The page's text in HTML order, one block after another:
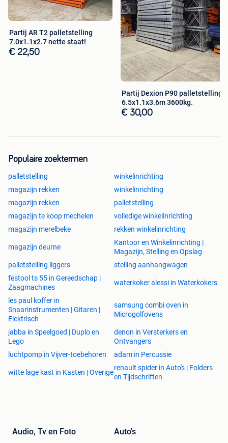
bordessen, hovuma,webshopinrichting gebruikt,
webshopinrichtingen gebruikt, jungheinrich, mecalux, stow,
link51, polypal, nedcon, opruimen, goedkoop, korting,
winkel, inrichting webshop, webshop, gebruikt, legbord
stelling, legbordstellingen, magazijn inrichting, magazijn
inrichtingen, draagarm stelling, draagarmstellingen, pallet
stelling, palletstellingen, draagarmstelling,
palletstelling,grootvakstelling,bandenstelling,legbordstellin
g, gebruikte magazijnstellingen, gebruikte
magazijnstelling,gebruikte legbordstellingen,gebruikte
draagarmstelling, gebruikte draagarmstellingen, gebruikte
magazijnstelling, gebruikte magazijnstellingen, gebruikte
mecalux, gebruikte nedcon, gebruikte magazijninrichting,
gebruikte magazijninrichtingen,
gebruiktemagazijninrichting, gebruiktemagazijnstelling,
gebruiktemagazijnstellingen, gebruikte jungheinrich,
gebruikte hovuma, gebruikte polypal, gebruikte vanommen,
gebruikte van ommen, gebruikte grootvakstellingen,
gebruikte grootvakstelling, gebruikte grootvak stelling,
gebruikte grootvak stellingen, gebruikt magazijn, gebruikt
magazijnen, gebruikt magazijninchting, gebruikt
magazijninrichtingen, gebruikte magazijn stelling,
gebruikte magazijn stellingen, gebruikt stelling, gebruikt
stellingen, gebruikte grootvakstellingen, gebruikte
grootvak stelling. nieuwe magazijnstelling, nieuwe
magazijnstellingen, nieuwemagazijnstelling,
nieuwemagazijnstellingen,gebruikt mecalux, gebruikt
jungheinrich, gebruikt jung heinrich, gebruikte jungheinrich,
gebruikte jung heinrich, gebruiktemecalux, gebruikte
breedvakstellingen, breedvakstelling, archiefstellingen,
archiefstelling, kantoorinrichting, kantoor inrichting,
Partij AR T2 palletstelling
7.0x1.1x2.7 nette staat!
€ 22,50
Partij Dexion P90 palletstelling
6.5x1.1x3.6m 3600kg.
€ 30,00
Populaire zoektermen
palletstelling
winkelinrichting
magazijn rekken
winkelinrichting
magazijn rekken
palletstelling
magazijn te koop mechelen
volledige winkelinrichting
magazijn merelbeke
rekken winkelinrichting
magazijn deurne
Kantoor en Winkelinrichting |
Magazijn, Stelling en Opslag
palletstelling liggers
stelling aanhangwagen
festool ts 55 in Gereedschap |
Zaagmachines
waterkoker alessi in Waterkokers
les paul koffer in
Snaarinstrumenten | Gitaren |
Elektrisch
samsung combi oven in
Microgolfovens
jabba in Speelgoed | Duplo en
Lego
denon in Versterkers en
Ontvangers
luchtpomp in Vijver-toebehoren
adam in Percussie
witte lage kast in Kasten | Overige
renault spider in Auto's | Folders
en Tijdschriften
Audio, Tv en Foto Auto's